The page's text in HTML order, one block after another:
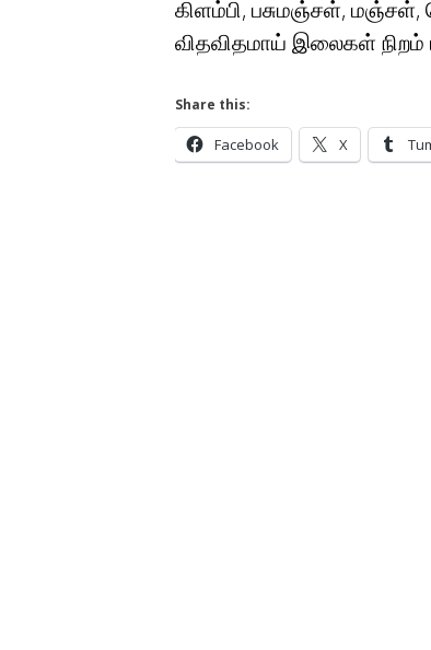
கிளம்பி, பசுமஞ்சள், மஞ்சள்,
விதவிதமாய் இலைகள்
Share this:
Facebook X